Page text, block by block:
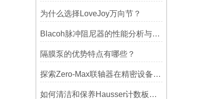
为什么选择LoveJoy万向节？
Blacoh脉冲阻尼器的性能分析与测试方法
隔膜泵的优势特点有哪些？
探索Zero-Max联轴器在精密设备中的优势
如何清洁和保养Hausser计数板，避免划伤网格线？